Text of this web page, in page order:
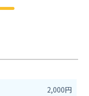
2,000円